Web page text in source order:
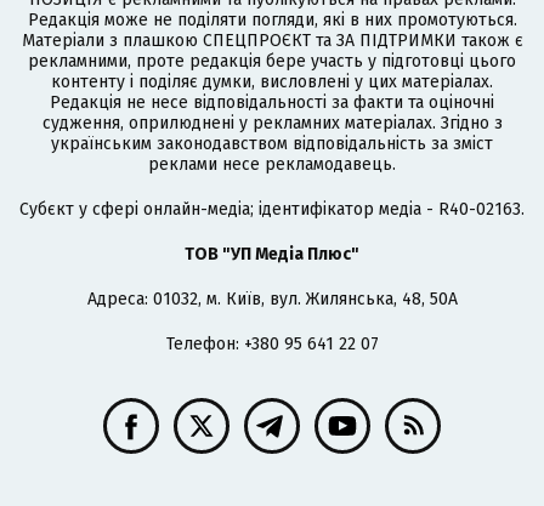
Редакція може не поділяти погляди, які в них промотуються.
Матеріали з плашкою СПЕЦПРОЄКТ та ЗА ПІДТРИМКИ також є
рекламними, проте редакція бере участь у підготовці цього
контенту і поділяє думки, висловлені у цих матеріалах.
Редакція не несе відповідальності за факти та оціночні
судження, оприлюднені у рекламних матеріалах. Згідно з
українським законодавством відповідальність за зміст
реклами несе рекламодавець.
Cубєкт у сфері онлайн-медіа; ідентифікатор медіа - R40-02163.
ТОВ "УП Медіа Плюс"
Адреса: 01032, м. Київ, вул. Жилянська, 48, 50А
Телефон: +380 95 641 22 07